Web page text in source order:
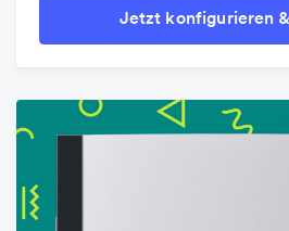
Jetzt konfigurieren